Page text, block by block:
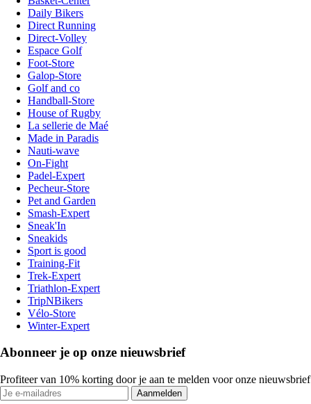
Daily Bikers
Direct Running
Direct-Volley
Espace Golf
Foot-Store
Galop-Store
Golf and co
Handball-Store
House of Rugby
La sellerie de Maé
Made in Paradis
Nauti-wave
On-Fight
Padel-Expert
Pecheur-Store
Pet and Garden
Smash-Expert
Sneak'In
Sneakids
Sport is good
Training-Fit
Trek-Expert
Triathlon-Expert
TripNBikers
Vélo-Store
Winter-Expert
Abonneer je op onze nieuwsbrief
Profiteer van 10% korting door je aan te melden voor onze nieuwsbrief
Aanmelden